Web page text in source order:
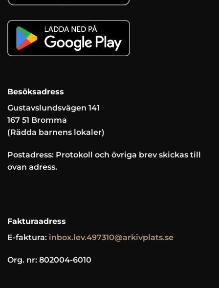
Besöksadress
Gustavslundsvägen 141
167 51 Bromma
(Rädda barnens lokaler)
Postadress: Protokoll och övriga brev skickas till
ovan adress.
Fakturaadress
E-faktura: inbox.lev.497310@arkivplats.se
Org. nr: 802004-6010